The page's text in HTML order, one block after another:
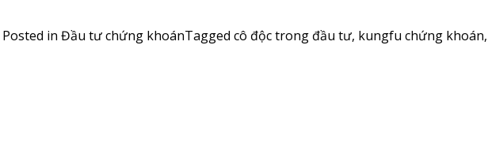
Posted in Đầu tư chứng khoánTagged cô độc trong đầu tư, kungfu chứng khoán,